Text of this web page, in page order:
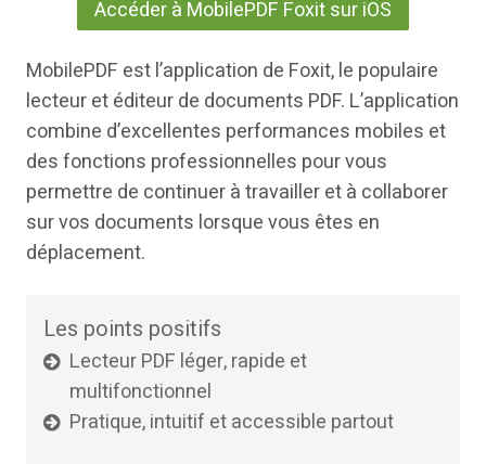
Accéder à MobilePDF Foxit sur iOS
MobilePDF est l’application de Foxit, le populaire
lecteur et éditeur de documents PDF. L’application
combine d’excellentes performances mobiles et
des fonctions professionnelles pour vous
permettre de continuer à travailler et à collaborer
sur vos documents lorsque vous êtes en
déplacement.
Les points positifs
Lecteur PDF léger, rapide et
multifonctionnel
Pratique, intuitif et accessible partout